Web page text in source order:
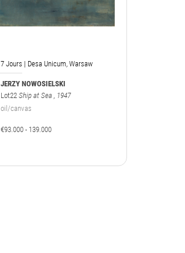
7 Jours | Desa Unicum, Warsaw
JERZY NOWOSIELSKI
Lot22 Ship at Sea , 1947
oil/canvas
€93.000 - 139.000